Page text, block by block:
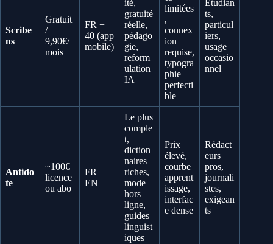
Scribe
ns
Gratuit
/
9,90€/
mois
FR +
40 (app
mobile)
ité,
gratuité
réelle,
pédago
gie,
reform
ulation
IA
limitées
,
connex
ion
requise,
typogra
phie
perfecti
ble
Étudian
ts,
particul
iers,
usage
occasio
nnel
Antido
te
~100€
licence
ou abo
FR +
EN
Le plus
comple
t,
diction
naires
riches,
mode
hors
ligne,
guides
linguist
iques
Prix
élevé,
courbe
apprent
issage,
interfac
e dense
Rédact
eurs
pros,
journali
stes,
exigean
ts